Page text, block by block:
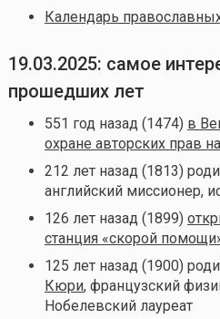
Календарь
19.03.2025: самое
прошедших лет
551 год назад (1474) в
охране авторских прав
212 лет назад (1813)
английский миссионер,
126 лет назад (1899)
станция «скорой
125 лет назад (1900)
Кюри, французский
Нобелевский лауреат